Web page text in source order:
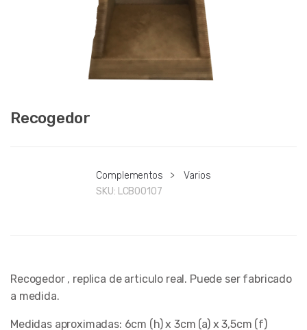
Recogedor
Complementos >
Varios
SKU: LCB00107
Recogedor , replica de articulo real. Puede ser fabricado
a medida.
Medidas aproximadas: 6cm (h) x 3cm (a) x 3,5cm (f)